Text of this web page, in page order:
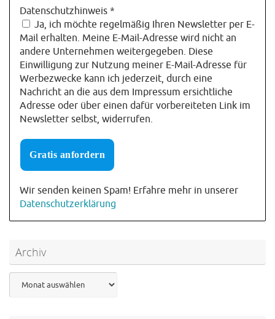
Datenschutzhinweis *
Ja, ich möchte regelmäßig Ihren Newsletter per E-
Mail erhalten. Meine E-Mail-Adresse wird nicht an
andere Unternehmen weitergegeben. Diese
Einwilligung zur Nutzung meiner E-Mail-Adresse für
Werbezwecke kann ich jederzeit, durch eine
Nachricht an die aus dem Impressum ersichtliche
Adresse oder über einen dafür vorbereiteten Link im
Newsletter selbst, widerrufen.
Wir senden keinen Spam! Erfahre mehr in unserer
Datenschutzerklärung
Archiv